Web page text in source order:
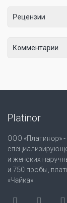
Рецензии
Комментарии
Platinor
ООО «Платинор»
и женских
и 750 пробы,
«Чайка»